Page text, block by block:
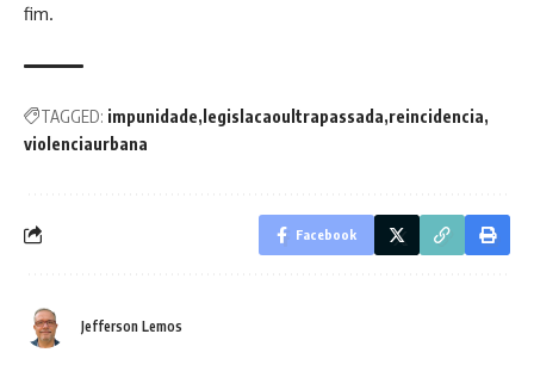
fim.
TAGGED: impunidade legislacaoultrapassada reincidencia
violenciaurbana
Facebook
Jefferson Lemos